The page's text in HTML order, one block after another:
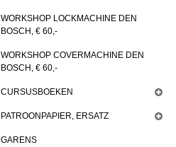
WORKSHOP LOCKMACHINE DEN
BOSCH, € 60,-
WORKSHOP COVERMACHINE DEN
BOSCH, € 60,-
CURSUSBOEKEN
PATROONPAPIER, ERSATZ
GARENS